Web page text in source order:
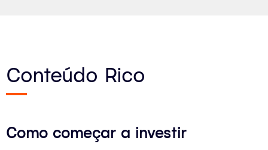
Conteúdo Rico
Como começar a investir